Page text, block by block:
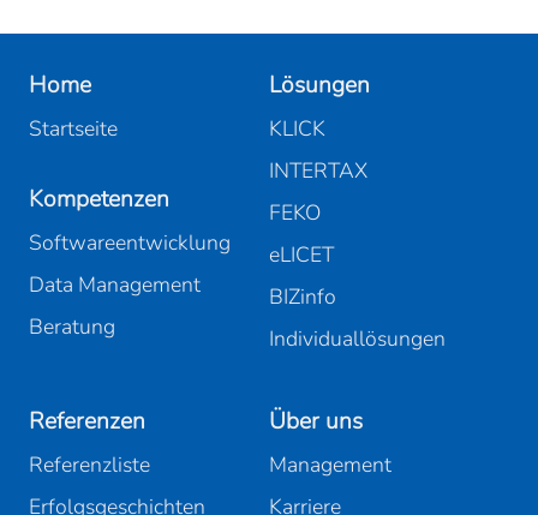
Home
Startseite
Kompetenzen
Softwareentwicklung
Data Management
Beratung
Lösungen
KLICK
INTERTAX
FEKO
eLICET
BIZinfo
Individuallösungen
Referenzen
Referenzliste
Erfolgsgeschichten
Über uns
Management
Karriere